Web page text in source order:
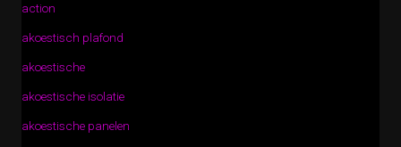
action
akoestisch plafond
akoestische
akoestische isolatie
akoestische panelen